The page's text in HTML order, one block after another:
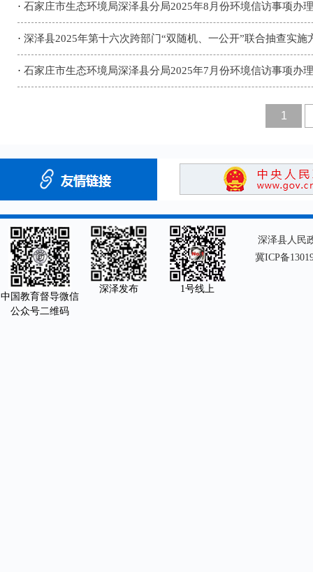
· 石家庄市生态环境局深泽县分局2025年8月份环境信访事项办
· 深泽县2025年第十六次跨部门“双随机、一公开”联合抽查实施
· 石家庄市生态环境局深泽县分局2025年7月份环境信访事项办
1